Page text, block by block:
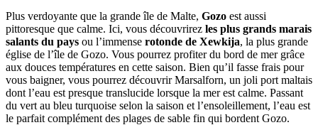
Plus verdoyante que la grande île de Malte, Gozo est aussi
pittoresque que calme. Ici, vous découvrirez les plus grands marais
salants du pays ou l’immense rotonde de Xewkija, la plus grande
église de l’île de Gozo. Vous pourrez profiter du bord de mer grâce
aux douces températures en cette saison. Bien qu’il fasse frais pour
vous baigner, vous pourrez découvrir Marsalforn, un joli port maltais
dont l’eau est presque translucide lorsque la mer est calme. Passant
du vert au bleu turquoise selon la saison et l’ensoleillement, l’eau est
le parfait complément des plages de sable fin qui bordent Gozo.